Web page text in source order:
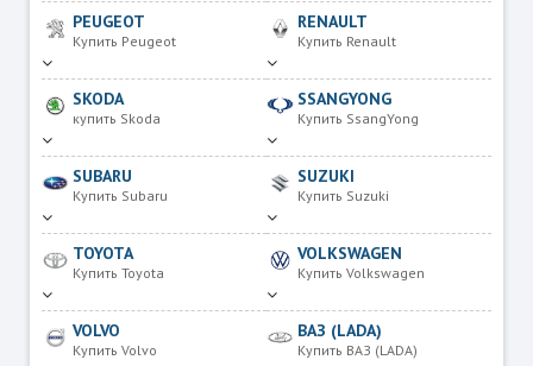
PEUGEOT
Купить Peugeot
RENAULT
Купить Renault
SKODA
купить Skoda
SSANGYONG
Купить SsangYong
SUBARU
Купить Subaru
SUZUKI
Купить Suzuki
TOYOTA
Купить Toyota
VOLKSWAGEN
Купить Volkswagen
VOLVO
Купить Volvo
ВАЗ (LADA)
Купить ВАЗ (LADA)